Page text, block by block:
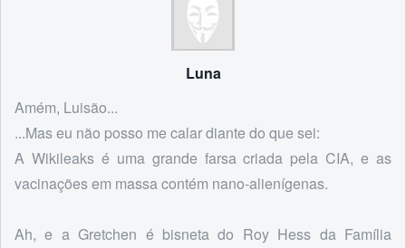
Luna
Amém, Luisão...
...Mas eu não posso me calar diante do que sei:
A Wikileaks é uma grande farsa criada pela CIA, e as
vacinações em massa contém nano-alienígenas.
Ah, e a Gretchen é bisneta do Roy Hess da Família